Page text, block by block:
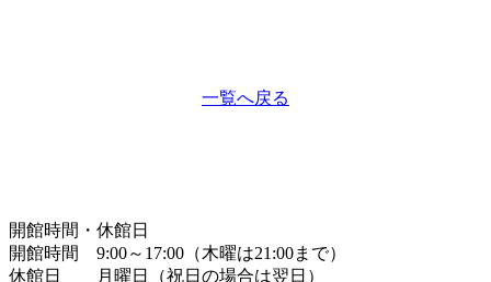
一覧へ戻る
開館時間・休館日
開館時間 9:00～17:00（木曜は21:00まで）
休館日 月曜日（祝日の場合は翌日）